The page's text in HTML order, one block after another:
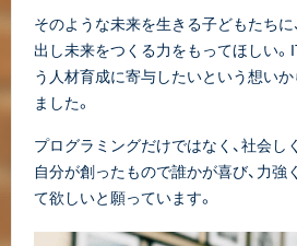
そのような未来を生きる子どもたちに
出し未来をつくる力をもってほしい。
う人材育成に寄与したいという想いか
ました。
プログラミングだけではなく、社会し
自分が創ったもので誰かが喜び、力強
て欲しいと願っています。